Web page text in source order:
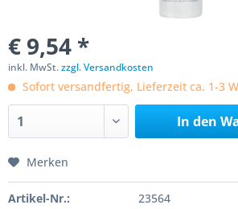
€ 9,54 *
inkl. MwSt.zzgl. Versandkosten
Sofort versandfertig, Lieferzeit ca. 1-3
In den
Merken
Artikel-Nr.:
23564